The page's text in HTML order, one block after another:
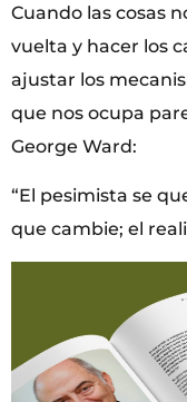
Cuando las cosas
vuelta y hacer los
ajustar los
que nos ocupa
George Ward:
“El pesimista se
que cambie; el